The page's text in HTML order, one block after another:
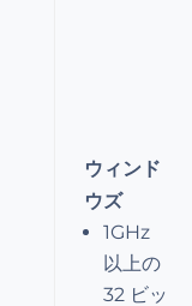
ウィンド
ウズ
1GHz
以上の
32 ビッ